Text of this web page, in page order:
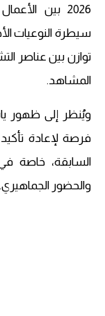
2026 بين
سيطرة النوعيات
توازن بين عناصر
المشاهد.
ويُنظر إلى ظهور
فرصة لإعادة
السابقة، خاصة
والحضور الجماهيري.